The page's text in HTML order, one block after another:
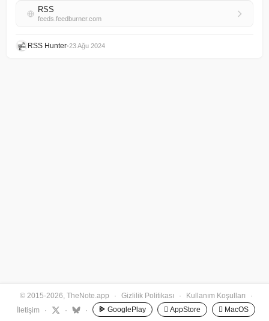
RSS
feeds.feedburner.com
RSS Hunter•23 Ağu 2024
© 2015-2026, TheNote.app · Gizlilik Politikası · Kullanım Koşulları
·
İletişim
· · · GooglePlay  AppStore  MacOS